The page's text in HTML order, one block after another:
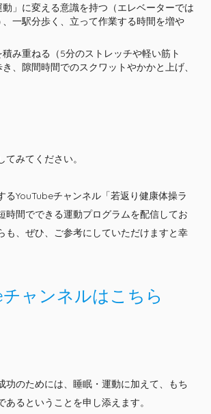
動」に変える意識を持つ（エレベーターでは
一駅分歩く、立って作業する時間を増や
み重ねる（5分のストレッチや軽い筋ト
、隙間時間でのスクワットやかかと上げ、
てみてください。
るYouTubeチャンネル「若返り健康体操ラ
時間でできる運動プログラムを配信してお
も、ぜひ、ご参考にしていただけますと幸
チャンネルはこちら
功のためには、睡眠・運動に加えて、もち
あるということを申し添えます。